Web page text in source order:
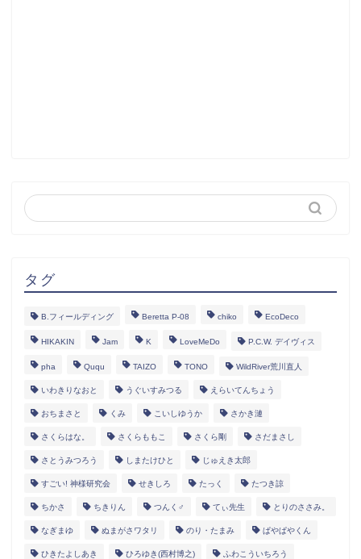
タグ
B.フィールディング Beretta P-08 chiko EcoDeco
HIKAKIN Jam K LoveMeDo P.C.W. デイヴィス
pha Ququ TAIZO TONO WildRiver荒川直人
いわきりなおと うぐいすみつる えらいてんちょう
おちまさと くみ こいしゆうか さかき漣
さくらはな。 さくらももこ さくら剛 さだまさし
さとうみつろう しまたけひと じゅえき太郎
すごい! 神様研究会 せきしろ たっく たつき諒
ちかさ ちきりん つんく♂ てぃ先生 とりのささみ。
なぎまゆ ぬまがさワタリ のり・たまみ ぱやぱやくん
ひきたよしあき ひろゆき(西村博之) ふわこういちろう